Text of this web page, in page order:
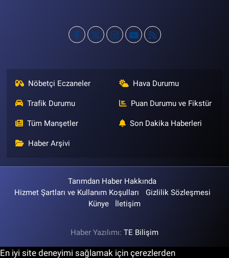
Nöbetçi Eczaneler Hava Durumu
Trafik Durumu Puan Durumu ve Fikstür
Tüm Manşetler Son Dakika Haberleri
Haber Arşivi
Tarımdan Haber Hakkında
Hizmet Şartları ve Kullanım Koşulları
Gizlilik Sözleşmesi
Künye
İletişim
Haber Yazılımı: TE Bilişim
En iyi site deneyimi sağlamak için çerezlerden